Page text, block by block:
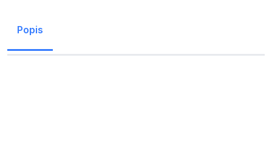
Popis